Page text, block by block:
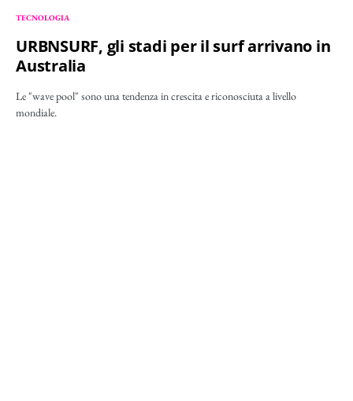
TECNOLOGIA
URBNSURF, gli stadi per il surf arrivano in
Australia
Le "wave pool" sono una tendenza in crescita e riconosciuta a livello
mondiale.